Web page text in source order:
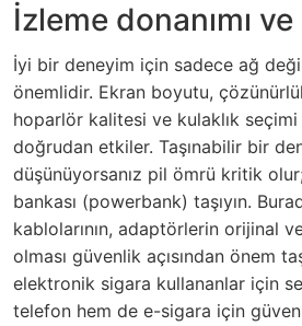
İzleme donanımı
İyi bir deneyim için sadece ağ
önemlidir. Ekran boyutu,
hoparlör kalitesi ve kulaklık
doğrudan etkiler. Taşınabilir bir
düşünüyorsanız pil ömrü kritik
bankası (powerbank) taşıyın.
kablolarının, adaptörlerin orijinal
olması güvenlik açısından önem
elektronik sigara kullananlar için
telefon hem de e-sigara için